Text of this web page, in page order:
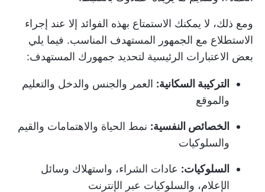
ومع ذلك، لا يمكنك الاستمتاع بهذه الفوائد إلا عند إجراء
الاستطلاع مع الجمهور المستهدف المناسب. فيما يلي
بعض الاعتبارات الرئيسية لتحديد جمهورك المستهدف:
التركيبة السكانية: العمر والجنس والدخل والتعليم
والموقع
الخصائص النفسية: نمط الحياة والاهتمامات والقيم
والسلوكيات
السلوكيات: عادات الشراء، واستهلاك وسائل
الإعلام، والسلوكيات عبر الإنترنت